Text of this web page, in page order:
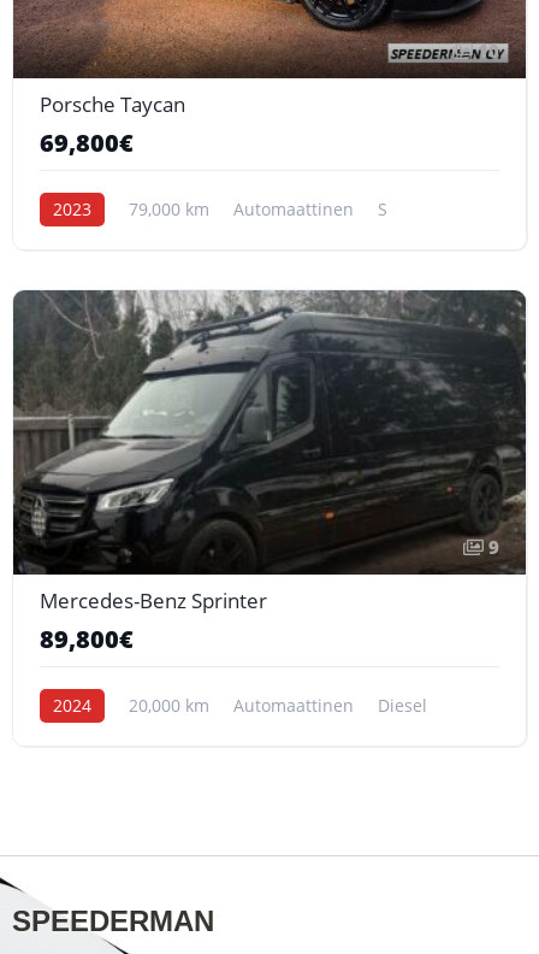
10
Porsche Taycan
69,800€
2023 79,000 km Automaattinen S
9
Mercedes-Benz Sprinter
89,800€
2024 20,000 km Automaattinen Diesel
SPEEDERMAN